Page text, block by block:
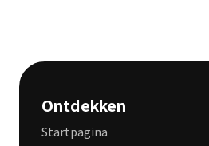
Ontdekken
Startpagina